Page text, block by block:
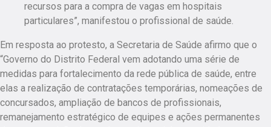
recursos para a compra de vagas em hospitais
particulares”, manifestou o profissional de saúde.
Em resposta ao protesto, a Secretaria de Saúde afirmo que o
“Governo do Distrito Federal vem adotando uma série de
medidas para fortalecimento da rede pública de saúde, entre
elas a realização de contratações temporárias, nomeações de
concursados, ampliação de bancos de profissionais,
remanejamento estratégico de equipes e ações permanentes